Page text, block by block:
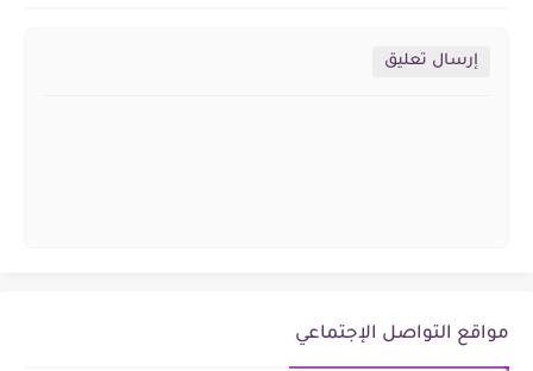
إرسال تعليق
مواقع التواصل الإجتماعي